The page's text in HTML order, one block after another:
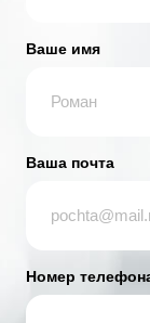
Ваше имя
Ваша почта
Номер